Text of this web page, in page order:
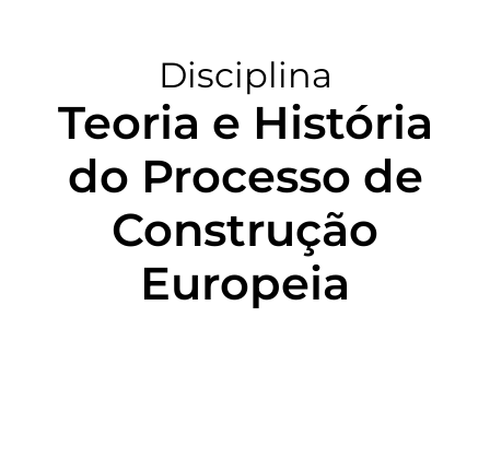
Disciplina
Teoria e História
do Processo de
Construção
Europeia